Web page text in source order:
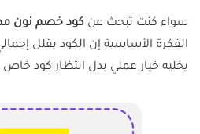
سواء كنت تبحث عن كود خصم نون
الفكرة الأساسية إن الكود يقلل
يخليه خيار عملي بدل انتظار كود